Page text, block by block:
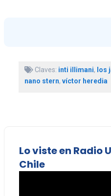
Claves: inti illimani, los
nano stern, víctor heredia
Lo viste en Radio
Chile